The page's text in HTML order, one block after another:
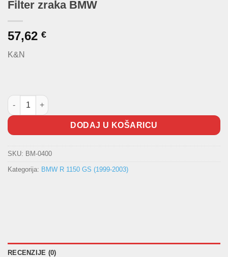
Filter zraka BMW
57,62 €
K&N
Filter zraka BMW količina
DODAJ U KOŠARICU
SKU: BM-0400
Kategorija: BMW R 1150 GS (1999-2003)
RECENZIJE (0)